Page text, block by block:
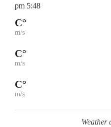
5:48 pm
°C
m/s
°C
m/s
°C
m/s
Weather